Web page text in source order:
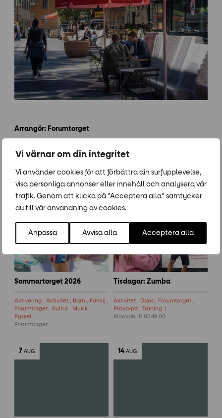
Vi värnar om din integritet
Vi använder cookies för att förbättra din surfupplevelse,
visa personliga annonser eller innehåll och analysera vår
trafik. Genom att klicka på "Acceptera alla" samtycker
du till vår användning av cookies.
Anpassa Avvisa alla Acceptera alla
Arrangör: Forumtorget
Populära event
15 JUN-14 AUG
Sommartorget 2026
Aktivering , Aktivitet , Barn , Familj ,
Forumtorget , Kultur , Musik ,
Pyssel
Forumtorget
28
Tisdagar: Zumba
Aktivitet , Dans , Forumtorget ,
Prova-på , Träning
Klockan 18:00-19:00
7 AUG 14 AUG